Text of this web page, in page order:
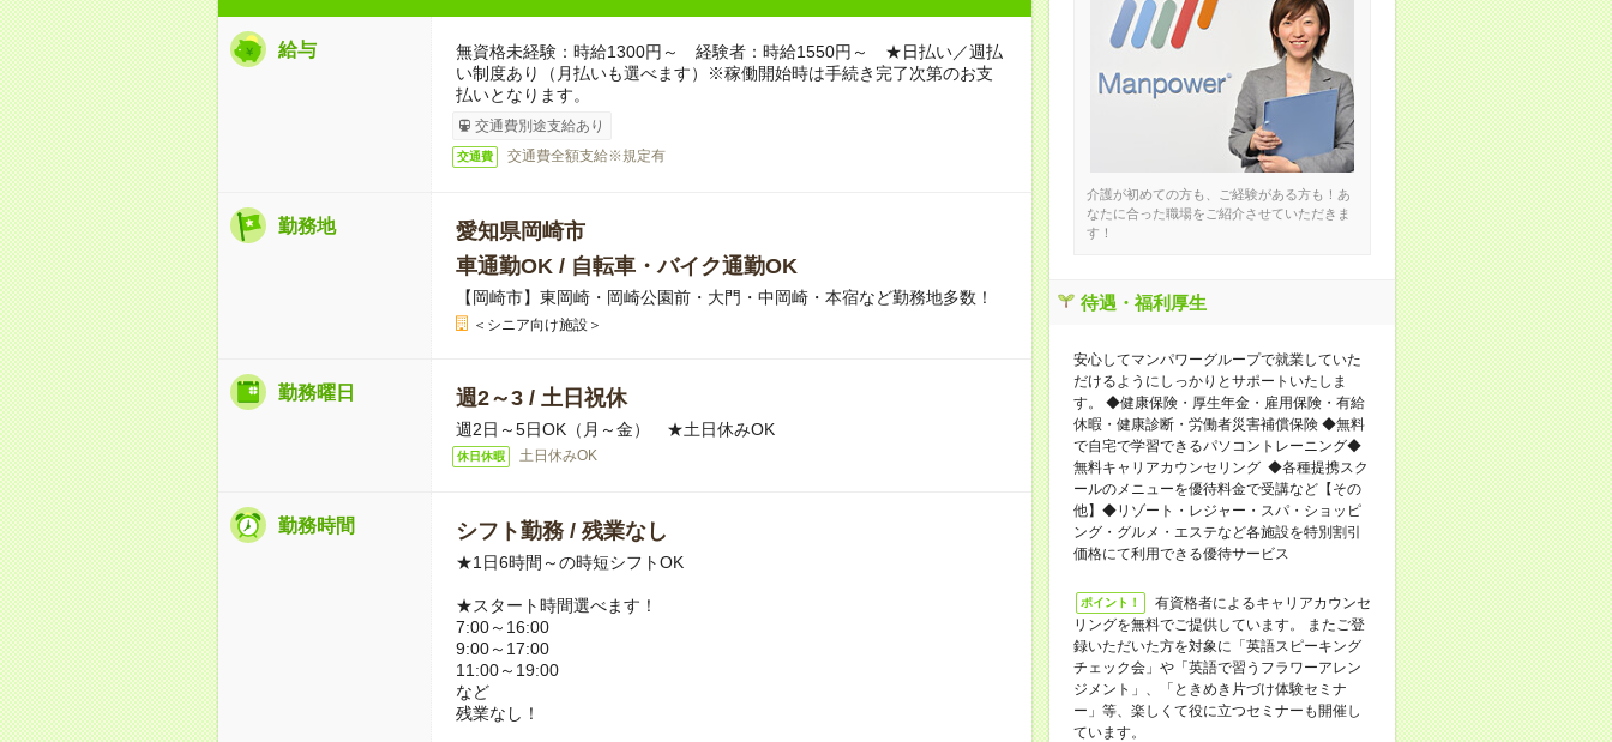
給与
無資格未経験：時給1300円～ 経験者：時給1550円～ ★日払い／週払
い制度あり（月払いも選べます）※稼働開始時は手続き完了次第のお支
払いとなります。
交通費別途支給あり
交通費 交通費全額支給※規定有
勤務地
愛知県岡崎市
車通勤OK / 自転車・バイク通勤OK
【岡崎市】東岡崎・岡崎公園前・大門・中岡崎・本宿など勤務地多数！
＜シニア向け施設＞
勤務曜日 週2～3 / 土日祝休
週2日～5日OK（月～金） ★土日休みOK
休日休暇 土日休みOK
勤務時間 シフト勤務 / 残業なし
★1日6時間～の時短シフトOK
★スタート時間選べます！
7:00～16:00
9:00～17:00
11:00～19:00
など
残業なし！
介護が初めての方も、ご経験がある方も！あ
なたに合った職場をご紹介させていただきま
す！
待遇・福利厚生
安心してマンパワーグループで就業していた
だけるようにしっかりとサポートいたしま
す。 ◆健康保険・厚生年金・雇用保険・有給
休暇・健康診断・労働者災害補償保険 ◆無料
で自宅で学習できるパソコントレーニング◆
無料キャリアカウンセリング ◆各種提携スク
ールのメニューを優待料金で受講など【その
他】◆リゾート・レジャー・スパ・ショッピ
ング・グルメ・エステなど各施設を特別割引
価格にて利用できる優待サービス
ポイント！
有資格者によるキャリアカウンセ
リングを無料でご提供しています。 またご登
録いただいた方を対象に「英語スピーキング
チェック会」や「英語で習うフラワーアレン
ジメント」、「ときめき片づけ体験セミナ
ー」等、楽しくて役に立つセミナーも開催し
ています。